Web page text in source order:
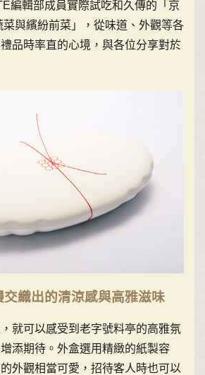
編輯部成員實際試吃和久傳的「京
與繽紛前菜」，從味道、外觀等各
品時率直的心境，與各位分享對於
交織出的清涼感與高雅滋味
就可以感受到老字號料亭的高雅氛
添期待。外盒選用精緻的紙製容
外觀相當可愛，招待客人時也可以